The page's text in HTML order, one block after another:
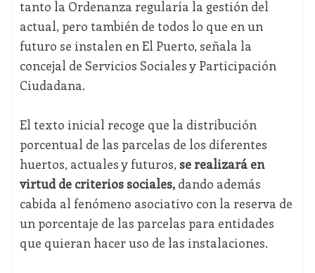
tanto la Ordenanza regularía la gestión del
actual, pero también de todos lo que en un
futuro se instalen en El Puerto, señala la
concejal de Servicios Sociales y Participación
Ciudadana.
El texto inicial recoge que la distribución
porcentual de las parcelas de los diferentes
huertos, actuales y futuros, se realizará en
virtud de criterios sociales,dando además
cabida al fenómeno asociativo con la reserva de
un porcentaje de las parcelas para entidades
que quieran hacer uso de las instalaciones.